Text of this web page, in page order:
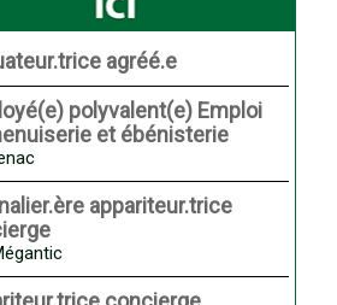
agréé.e
polyvalent(e) Emploi
et ébénisterie
appariteur.trice